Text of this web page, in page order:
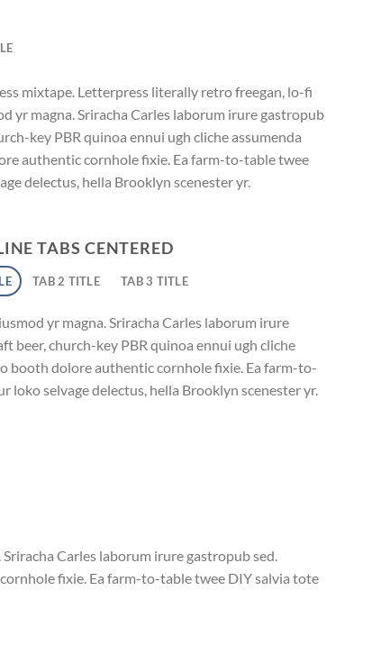
mixtape. Letterpress literally retro freegan, lo-fi
yr magna. Sriracha Carles laborum irure gastropub
key PBR quinoa ennui ugh cliche assumenda
authentic cornhole fixie. Ea farm-to-table twee
delectus, hella Brooklyn scenester yr.
TABS CENTERED
TAB 2 TITLE TAB 3 TITLE
yr magna. Sriracha Carles laborum irure
beer, church-key PBR quinoa ennui ugh cliche
booth dolore authentic cornhole fixie. Ea farm-to-
loko selvage delectus, hella Brooklyn scenester yr.
Carles laborum irure gastropub sed.
fixie. Ea farm-to-table twee DIY salvia tote